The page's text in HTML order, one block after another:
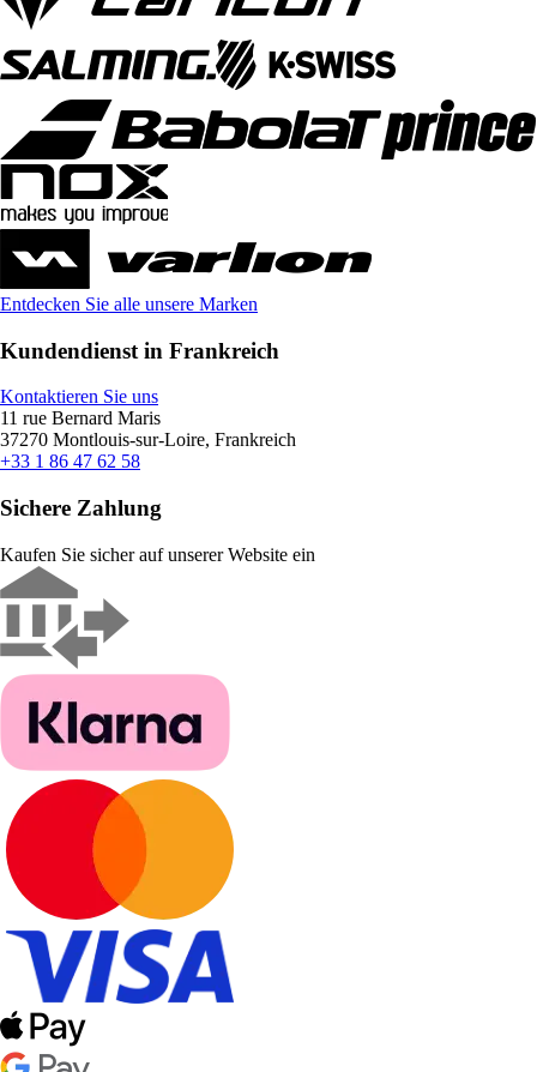
Entdecken Sie alle unsere Marken
Kundendienst in Frankreich
Kontaktieren Sie uns
11 rue Bernard Maris
37270 Montlouis-sur-Loire, Frankreich
+33 1 86 47 62 58
Sichere Zahlung
Kaufen Sie sicher auf unserer Website ein